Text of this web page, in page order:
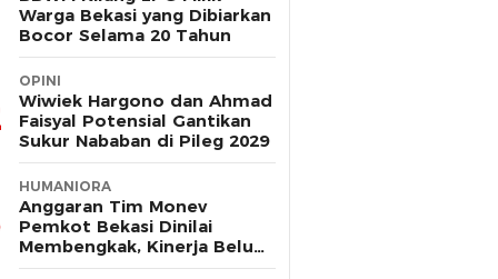
Warga Bekasi yang Dibiarkan
Bocor Selama 20 Tahun
OPINI
Wiwiek Hargono dan Ahmad
Faisyal Potensial Gantikan
Sukur Nababan di Pileg 2029
HUMANIORA
Anggaran Tim Monev
Pemkot Bekasi Dinilai
Membengkak, Kinerja Belum
Terbukti Efektif